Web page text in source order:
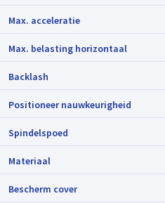
Max. acceleratie
Max. belasting horizontaal
Backlash
Positioneer nauwkeurigheid
Spindelspoed
Materiaal
Bescherm cover